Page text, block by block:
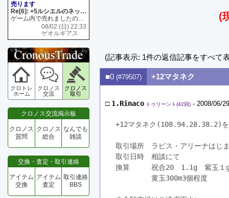
売ります
Re[6]: +5ルシエルのネックレス
ゲーム内で売れましたので 在庫がネク1 リング4 となります リングのお値段は80G といたします
08/02 (日) 22:33
ゲオルギアス
クロトレ
ホーム
クロノス
交流
クロノス
取引
クロノス交流掲示板
クロノス
質問
クロノス
総合
なんでも
雑談
交換・査定・取引連絡
アイテム
交換
アイテム
査定
取引連絡
BBS
(
(記事表示: 1件の返信記事をすべて
■0 (#79507) +12マタネク
□ 1.Rinaco トゥリーント(42回) - 2008/06/
+12マタネク(108.94.28.38.2)を
取引場所　ラピス・アリーナはじ
取引日時　相談にて
換算　　　祝合20　1.1g　紫玉
黄玉300m3個程度